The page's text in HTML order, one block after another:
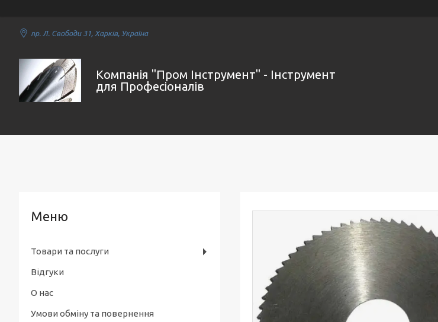
пр. Л. Свободи 31, Харків, Україна
Компанія "Пром Інструмент" - Інструмент
для Професіоналів
Товари та послуги
Відгуки
О нас
Умови обміну та повернення